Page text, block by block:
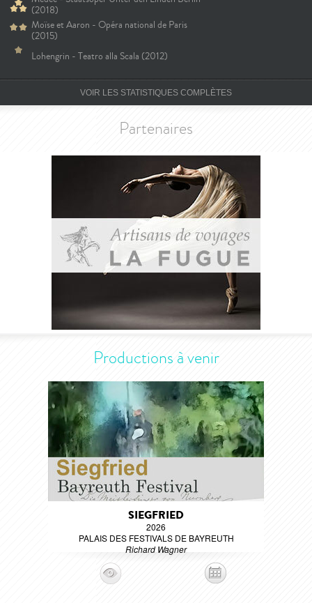
(2018)
Moïse et Aaron - Opéra national de Paris
(2015)
Lohengrin - Teatro alla Scala (2012)
VOIR LES STATISTIQUES COMPLÈTES
Partenaires
Productions à venir
SIEGFRIED
2026
PALAIS DES FESTIVALS DE BAYREUTH
Richard Wagner